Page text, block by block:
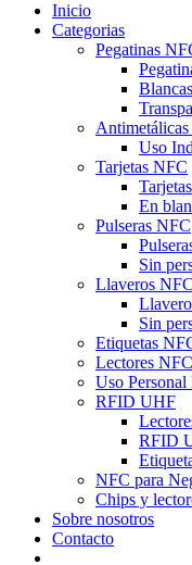
Inicio
Categorias
Pegatinas
Blancas
Uso
Tarjetas NFC
En
Pulseras NFC
Sin
Llaveros NFC
Sin
Etiquetas
Lectores NFC
Uso Personal
RFID UHF
RFID
NFC para
Chips y
Sobre nosotros
Contacto